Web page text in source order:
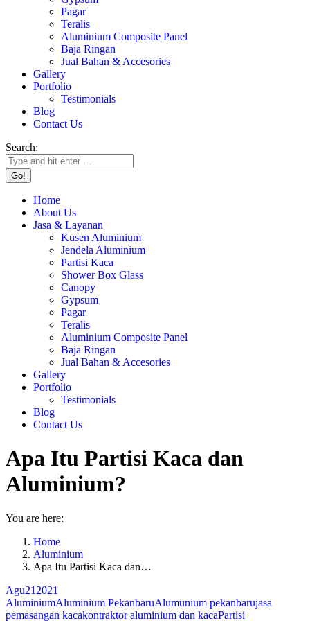
Pagar
Teralis
Aluminium Composite Panel
Baja Ringan
Jual Bahan & Accesories
Gallery
Portfolio
Testimonials
Blog
Contact Us
Search:
Home
About Us
Jasa & Layanan
Kusen Aluminium
Jendela Aluminium
Partisi Kaca
Shower Box Glass
Canopy
Gypsum
Pagar
Teralis
Aluminium Composite Panel
Baja Ringan
Jual Bahan & Accesories
Gallery
Portfolio
Testimonials
Blog
Contact Us
Apa Itu Partisi Kaca dan
Aluminium?
You are here:
Home
Aluminium
Apa Itu Partisi Kaca dan…
Agu21 2021
AluminiumAluminium PekanbaruAlumunium pekanbarujasa
pemasangan kacakontraktor aluminium dan kacaPartisi